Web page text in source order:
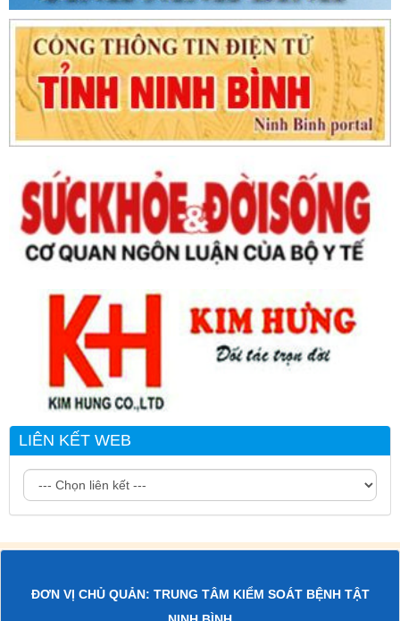
LIÊN KẾT WEB
ĐƠN VỊ CHỦ QUẢN: TRUNG TÂM KIỂM SOÁT BỆNH TẬT